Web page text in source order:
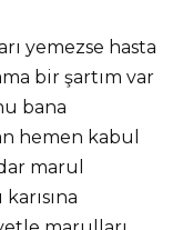
yemezse hasta
bir şartım var
bana
hemen kabul
marul